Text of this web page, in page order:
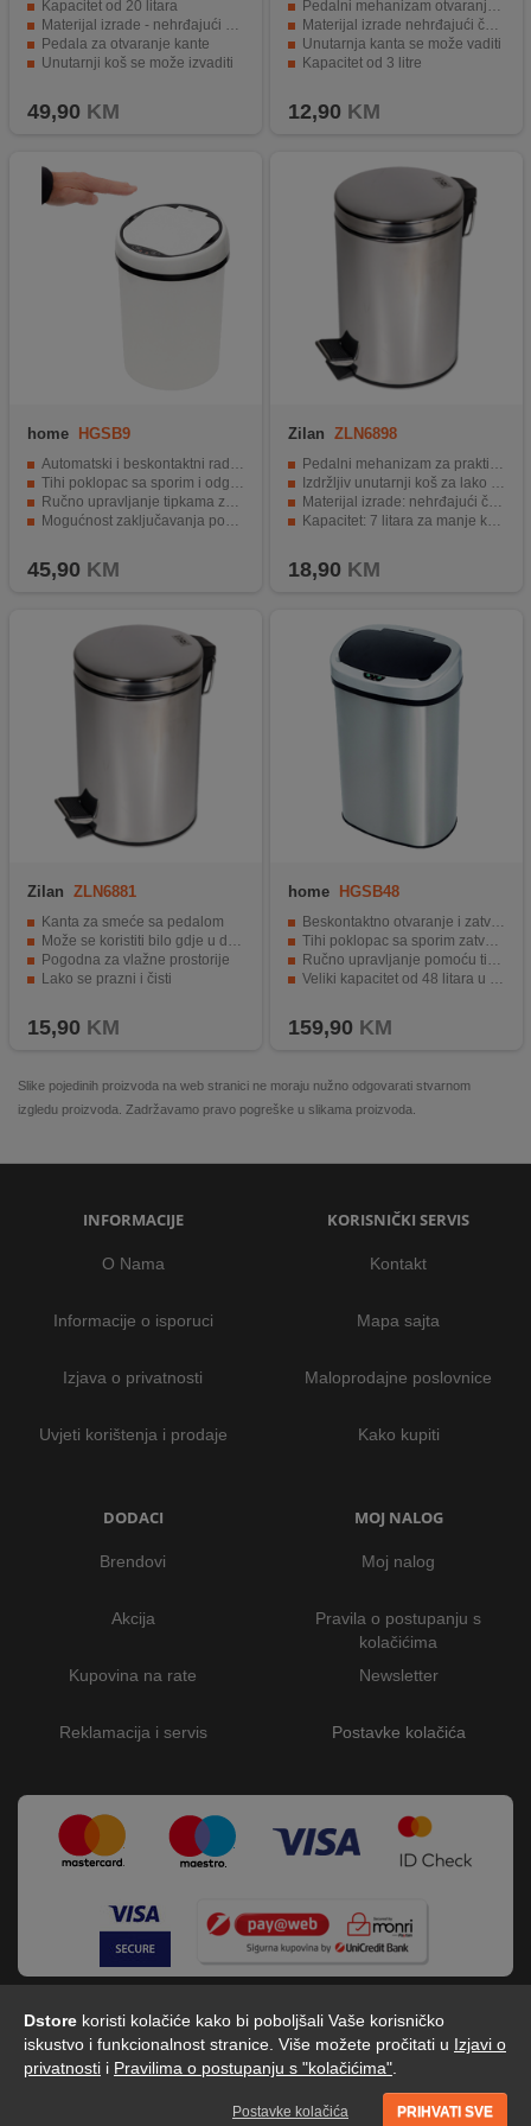
Dstore koristi kolačiće kako bi poboljšali Vaše korisničko
iskustvo i funkcionalnost stranice. Više možete pročitati u Izjavi o
privatnosti i Pravilima o postupanju s "kolačićima"
Postavke kolačića PRIHVATI SVE
Kapacitet od 20 litara
Materijal izrade - nehrđajući čelik
Pedala za otvaranje kante
Unutarnji koš se može izvaditi
49,90 KM
Pedalni mehanizam otvaranja koša
Materijal izrade nehrđajući čelik
Unutarnja kanta se može vaditi
Kapacitet od 3 litre
12,90 KM
home HGSB9
Automatski i beskontaktni rad za vrhunsku higijenu
Tihi poklopac sa sporim i odgođenim zatvaranjem
Ručno upravljanje tipkama za otvaranje i zatvaranje
Mogućnost zaključavanja poklopca u otvorenom položaju do 5 minuta
45,90 KM
Zilan ZLN6898
Pedalni mehanizam za praktično otvaranje
Izdržljiv unutarnji koš za lako čišćenje
Materijal izrade: nehrđajući čelik
Kapacitet: 7 litara za manje količine otpada
18,90 KM
Zilan ZLN6881
Kanta za smeće sa pedalom
Može se koristiti bilo gdje u domu
Pogodna za vlažne prostorije
Lako se prazni i čisti
15,90 KM
home HGSB48
Beskontaktno otvaranje i zatvaranje za veću higijenu
Tihi poklopac sa sporim zatvaranjem nakon približno 5 sekundi
Ručno upravljanje pomoću tipki za otvaranje i zatvaranje
Veliki kapacitet od 48 litara u praktičnom ovalnom obliku
159,90 KM
Slike pojedinih proizvoda na web stranici ne moraju nužno odgovarati stvarnom
izgledu proizvoda. Zadržavamo pravo pogreške u slikama proizvoda.
INFORMACIJE
O Nama
Informacije o isporuci
Izjava o privatnosti
Uvjeti korištenja i prodaje
KORISNIČKI SERVIS
Kontakt
Mapa sajta
Maloprodajne poslovnice
Kako kupiti
DODACI
Brendovi
Akcija
Kupovina na rate
Reklamacija i servis
MOJ NALOG
Moj nalog
Pravila o postupanju s
kolačićima
Newsletter
Postavke kolačića
Dstore - Centar tehnike © 2026 by Digitalis d.o.o